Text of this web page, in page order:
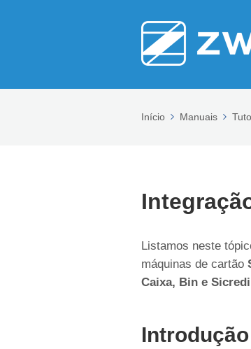
Início Manuais
Listamos neste
máquinas de cartão
Caixa, Bin e Sicredi